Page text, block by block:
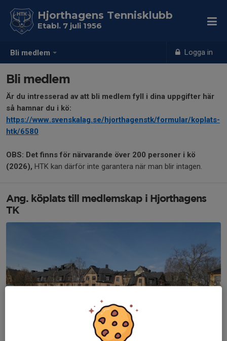
Bli medlem Logga in
Hjorthagens Tennisklubb
Etabl. 7 juli 1956
Bli medlem
Är du intresserad av att bli medlem fyll i dina uppgifter här
så hamnar du i kö:
https://www.svenskalag.se/hjorthagenstk/formular/koplats-
htk/6580
OBS: Det finns för närvarande över 200 personer i kö
(2026), HTK kan därför inte garantera när man blir intagen.
Ang. köplats till medlemskap i Hjorthagens
TK